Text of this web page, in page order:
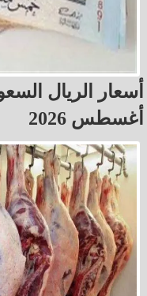
أغسطس 2026